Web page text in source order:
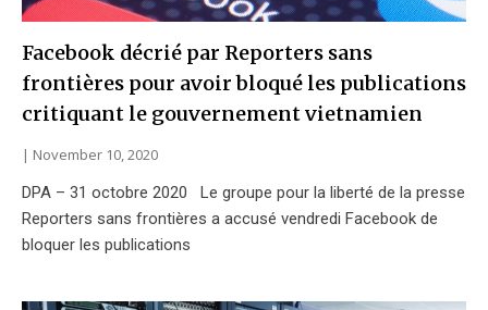
Facebook décrié par Reporters sans
frontières pour avoir bloqué les publications
critiquant le gouvernement vietnamien
November 10, 2020
DPA – 31 octobre 2020 Le groupe pour la liberté de la presse
Reporters sans frontières a accusé vendredi Facebook de
bloquer les publications